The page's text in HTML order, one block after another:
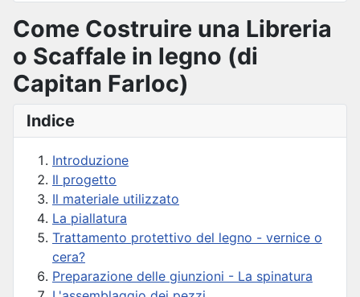
Come Costruire una Libreria
o Scaffale in legno (di
Capitan Farloc)
Indice
Introduzione
Il progetto
Il materiale utilizzato
La piallatura
Trattamento protettivo del legno - vernice o
cera?
Preparazione delle giunzioni - La spinatura